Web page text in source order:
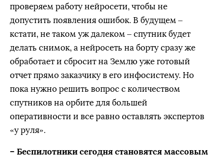
проверяем работу нейросети, чтобы не
допустить появления ошибок. В будущем –
кстати, не таком уж далеком – спутник будет
делать снимок, а нейросеть на борту сразу же
обработает и сбросит на Землю уже готовый
отчет прямо заказчику в его инфосистему. Но
пока нужно решить вопрос с количеством
спутников на орбите для большей
оперативности и все равно оставлять экспертов
«у руля».
– Беспилотники сегодня становятся массовым